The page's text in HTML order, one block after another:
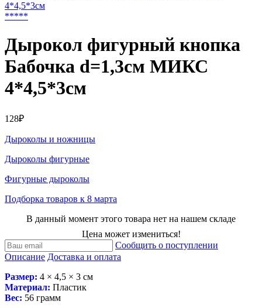
*****
Дырокол фигурный кнопка
Бабочка d=1,3см МИКС
4*4,5*3см
128₽
Дыроколы и ножницы
Дыроколы фигурные
Фигурные дыроколы
Подборка товаров к 8 марта
В данный момент этого товара нет на нашем складе
Цена может измениться!
Сообщить о поступлении
Описание Доставка и оплата
Размер: 4 × 4,5 × 3 см
Материал: Пластик
Вес: 56 грамм